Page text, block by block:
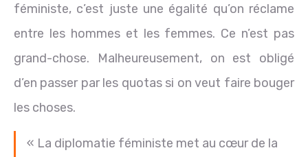
féministe, c’est juste une égalité qu’on réclame
entre les hommes et les femmes. Ce n’est pas
grand-chose. Malheureusement, on est obligé
d’en passer par les quotas si on veut faire bouger
les choses.
« La diplomatie féministe met au cœur de la